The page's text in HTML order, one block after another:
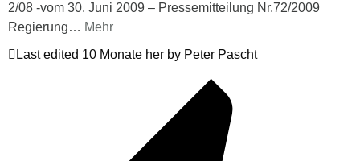
2/08 -vom 30. Juni 2009 – Pressemitteilung Nr.72/2009
Regierung… Mehr
Last edited 10 Monate her by Peter Pascht